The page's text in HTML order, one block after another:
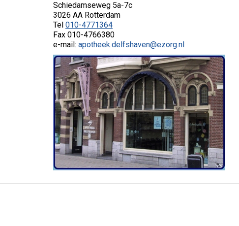
Schiedamseweg 5a-7c
3026 AA Rotterdam
Tel 010-4771364
Fax 010-4766380
e-mail: apotheek.delfshaven@ezorg.nl